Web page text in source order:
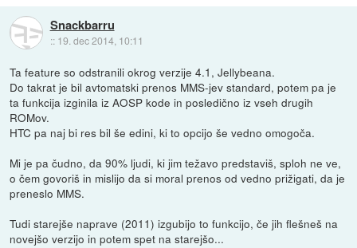
Snackbarru
:: 19. dec 2014, 10:11
Ta feature so odstranili okrog verzije 4.1, Jellybeana.
Do takrat je bil avtomatski prenos MMS-jev standard, potem pa je
ta funkcija izginila iz AOSP kode in posledično iz vseh drugih
ROMov.
HTC pa naj bi res bil še edini, ki to opcijo še vedno omogoča.
Mi je pa čudno, da 90% ljudi, ki jim težavo predstaviš, sploh ne ve,
o čem govoriš in mislijo da si moral prenos od vedno prižigati, da je
preneslo MMS.
Tudi starejše naprave (2011) izgubijo to funkcijo, če jih flešneš na
novejšo verzijo in potem spet na starejšo...